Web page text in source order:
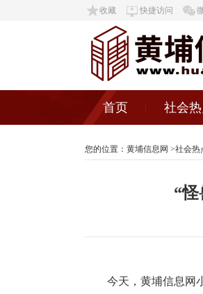
收藏 快捷访问
首页 社会
您的位置： 黄埔信息网 >社会热
“
今天，黄埔信息网